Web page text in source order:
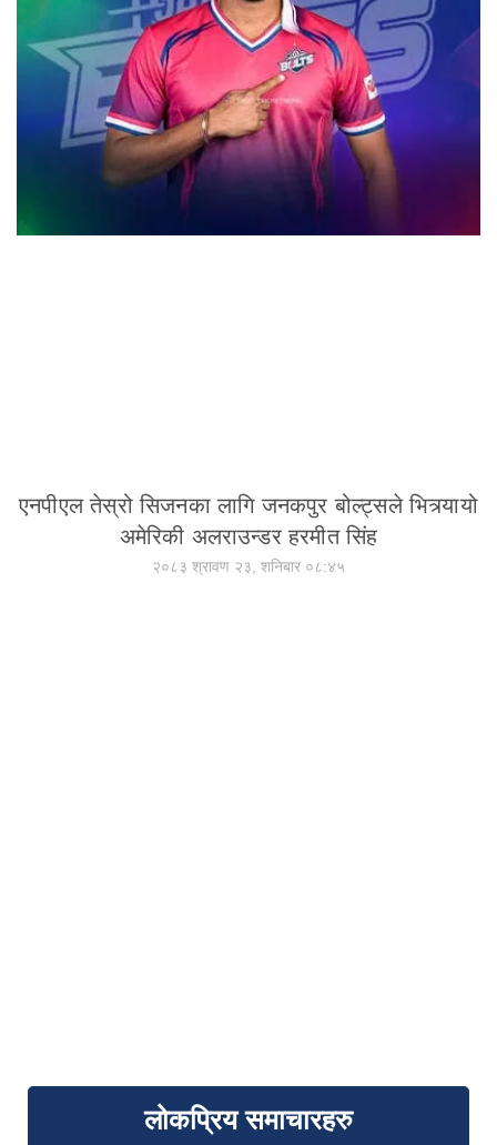
एनपीएल तेस्रो सिजनका लागि जनकपुर बोल्ट्सले भित्र्यायो
अमेरिकी अलराउन्डर हरमीत सिंह
२०८३ श्रावण २३, शनिबार ०८:४५
लोकप्रिय समाचारहरु